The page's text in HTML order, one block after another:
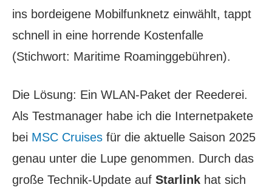
ins bordeigene Mobilfunknetz einwählt, tappt
schnell in eine horrende Kostenfalle
(Stichwort: Maritime Roaminggebühren).
Die Lösung: Ein WLAN-Paket der Reederei.
Als Testmanager habe ich die Internetpakete
bei MSC Cruises für die aktuelle Saison 2025
genau unter die Lupe genommen. Durch das
große Technik-Update auf Starlink hat sich